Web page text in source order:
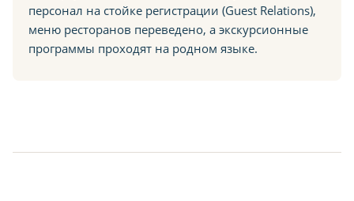
персонал на стойке регистрации (Guest Relations),
меню ресторанов переведено, а экскурсионные
программы проходят на родном языке.